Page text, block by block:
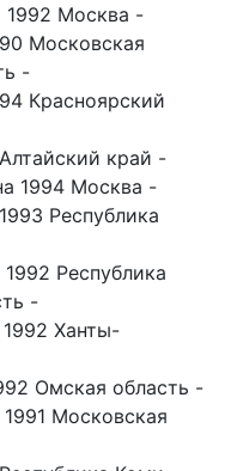
1992 Москва -
Московская
-
Красноярский
край -
1994 Москва -
Республика
Республика
-
Ханты-
Омская область -
Московская